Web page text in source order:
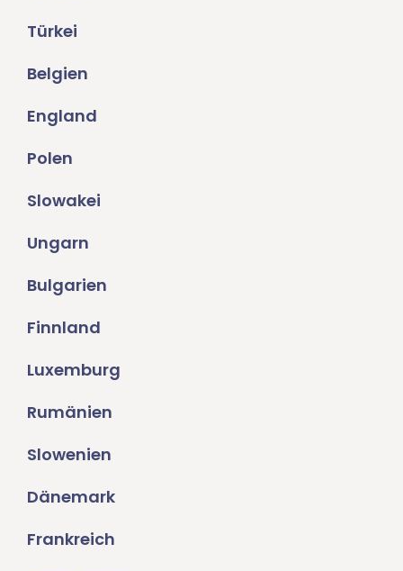
Türkei
Belgien
England
Polen
Slowakei
Ungarn
Bulgarien
Finnland
Luxemburg
Rumänien
Slowenien
Dänemark
Frankreich